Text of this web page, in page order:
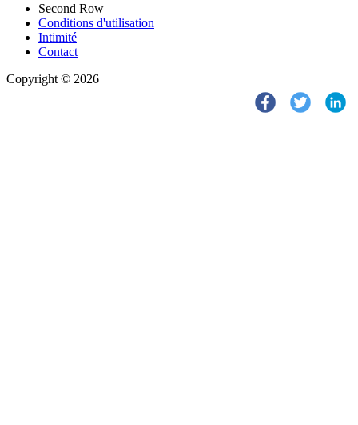
Second Row
Conditions d'utilisation
Intimité
Contact
Copyright © 2026